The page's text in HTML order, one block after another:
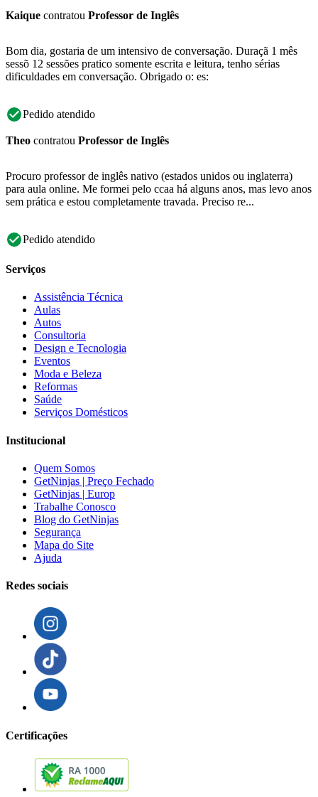
Kaique contratou Professor de Inglês
Bom dia, gostaria de um intensivo de conversação. Duraçã 1 mês
sessõ 12 sessões pratico somente escrita e leitura, tenho sérias
dificuldades em conversação. Obrigado o: es:
Pedido atendido
Theo contratou Professor de Inglês
Procuro professor de inglês nativo (estados unidos ou inglaterra)
para aula online. Me formei pelo ccaa há alguns anos, mas levo anos
sem prática e estou completamente travada. Preciso re...
Pedido atendido
Serviços
Assistência Técnica
Aulas
Autos
Consultoria
Design e Tecnologia
Eventos
Moda e Beleza
Reformas
Saúde
Serviços Domésticos
Institucional
Quem Somos
GetNinjas | Preço Fechado
GetNinjas | Europ
Trabalhe Conosco
Blog do GetNinjas
Segurança
Mapa do Site
Ajuda
Redes sociais
Certificações